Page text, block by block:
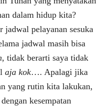
dalam hidup kita?
pelayanan sesuka
jadwal masih bisa
, tidak berarti saya tidak
aja kok…. Apalagi jika
yang rutin kita lakukan,
kesempatan